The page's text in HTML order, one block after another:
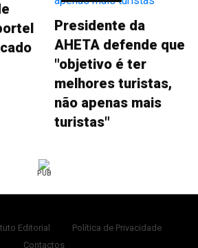
Presidente da
AHETA defende que
"objetivo é ter
melhores turistas,
não apenas mais
turistas"
PUB
Editorial
Política de Privacidade
Contactos